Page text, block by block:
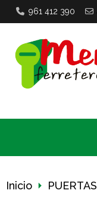
961 412 390
Inicio PUERTAS